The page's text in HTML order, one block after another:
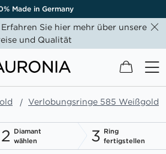
Made in Germany
Erfahren Sie hier mehr über unsere
und Qualität
Mein
Verlobungsringe 585 Weißgold
2 Diamant
wählen
3 Ring
fertigstellen